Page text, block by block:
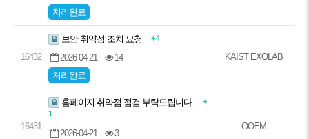
처리완료
16432
보안 취약점 조치 요청 + 4
2026-04-21
14
처리완료
KAIST EXOLAB
16431
홈페이지 취약점 점검 부탁드립니다.
+
1
2026-04-21
3
OOEM